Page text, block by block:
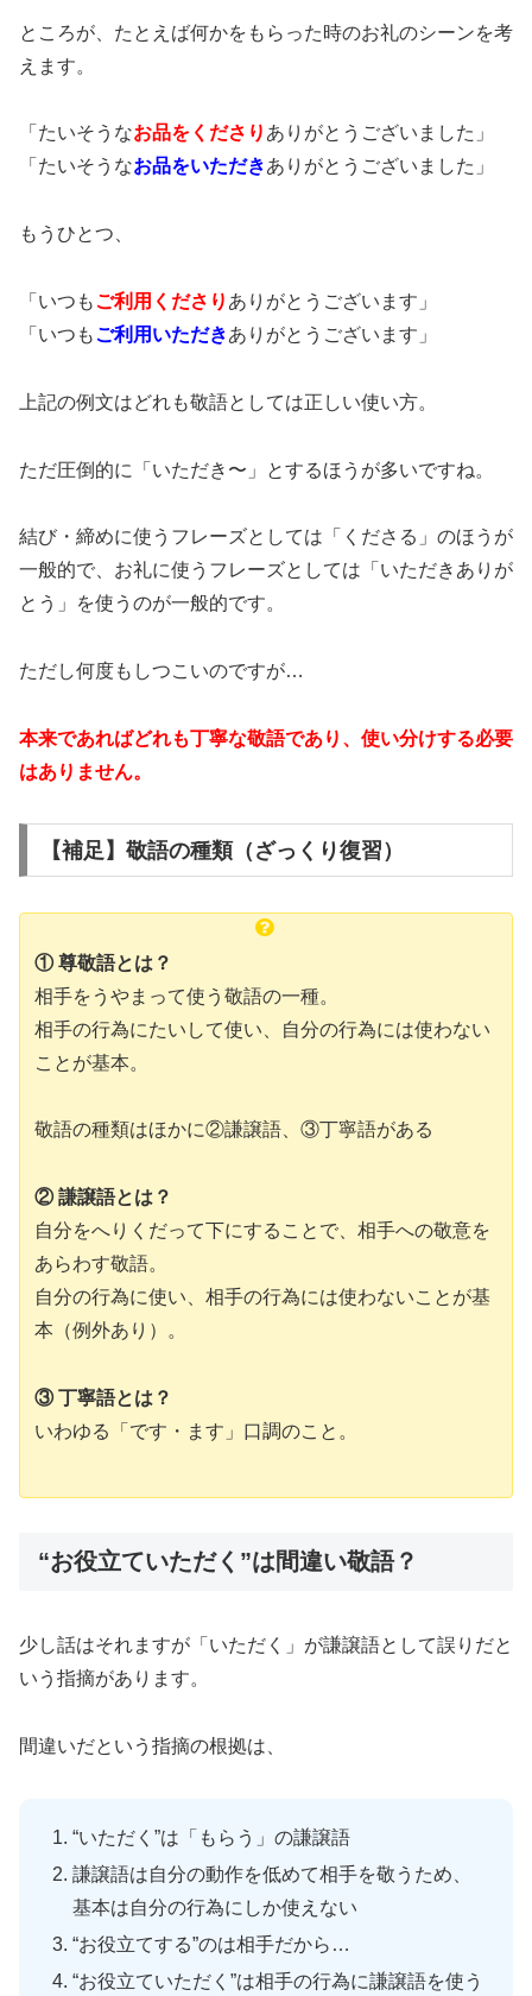
ところが、たとえば何かをもらった時のお礼のシーンを考
えます。
「たいそうなお品をくださり ありがとうございました」
「たいそうなお品をいただきありがとうございました」
もうひとつ、
「いつもご利用 くださり ありがとうございます」
「いつもご利用 いただきありがとうございます」
上記の例文はどれも敬語としては正しい使い方。
ただ圧倒的に「いただき〜」とするほうが多いですね。
結び・締めに使うフレーズとしては「くださる」のほうが
一般的で、お礼に使うフレーズとしては「いただきありが
とう」を使うのが一般的です。
ただし何度もしつこいのですが…
本来であればどれも丁寧な敬語であり、使い分けする必要
はありません。
【補足】敬語の種類（ざっくり復習）
① 尊敬語とは？
相手をうやまって使う敬語の一種。
相手の行為にたいして使い、自分の行為には使わない
ことが基本。
敬語の種類はほかに②謙譲語、③丁寧語がある
② 謙譲語とは？
自分をへりくだって下にすることで、相手への敬意を
あらわす敬語。
自分の行為に使い、相手の行為には使わないことが基
本（例外あり）。
③ 丁寧語とは？
いわゆる「です・ます」口調のこと。
“お役立ていただく”は間違い敬語？
少し話はそれますが「いただく」が謙譲語として誤りだと
いう指摘があります。
間違いだという指摘の根拠は、
“いただく”は「もらう」の謙譲語
謙譲語は自分の動作を低めて相手を敬うため、
基本は自分の行為にしか使えない
“お役立てする”のは相手だから…
“お役立ていただく”は相手の行為に謙譲語を使う